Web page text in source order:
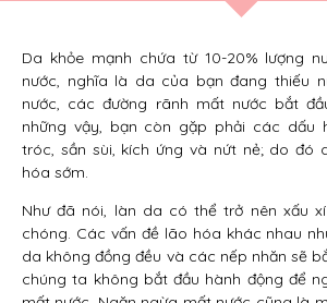
Da khỏe mạnh chứa từ 10-20% lượng
nước, nghĩa là da của bạn đang thiếu
nước, các đường rãnh mất nước bắt
những vậy, bạn còn gặp phải các dấu
tróc, sần sùi, kích ứng và nứt nẻ; do đó
hóa sớm.
Như đã nói, làn da có thể trở nên xấu
chóng. Các vấn đề lão hóa khác nhau
da không đồng đều và các nếp nhăn sẽ
chúng ta không bắt đầu hành động để